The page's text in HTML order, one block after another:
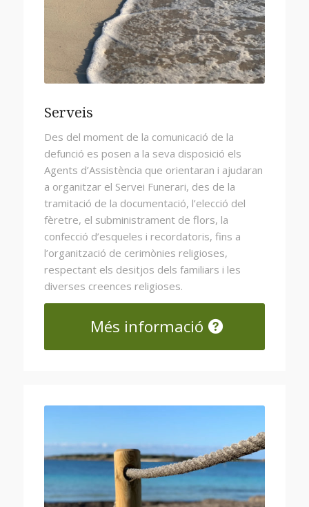
Serveis
Des del moment de la comunicació de la
defunció es posen a la seva disposició els
Agents d’Assistència que orientaran i ajudaran
a organitzar el Servei Funerari, des de la
tramitació de la documentació, l’elecció del
fèretre, el subministrament de flors, la
confecció d’esqueles i recordatoris, fins a
l’organització de cerimònies religioses,
respectant els desitjos dels familiars i les
diverses creences religioses.
Més informació